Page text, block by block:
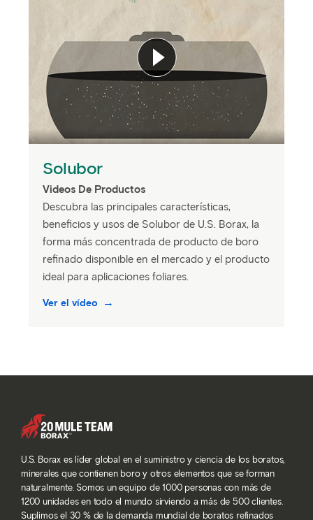
Solubor
Videos De Productos
Descubra las principales características,
beneficios y usos de Solubor de U.S. Borax, la
forma más concentrada de producto de boro
refinado disponible en el mercado y el producto
ideal para aplicaciones foliares.
Ver el vídeo
U.S. Borax es líder global en el suministro y ciencia de los boratos,
minerales que contienen boro y otros elementos que se forman
naturalmente. Somos un equipo de 1000 personas con más de
1200 unidades en todo el mundo sirviendo a más de 500 clientes.
Suplimos el 30 % de la demanda mundial de boratos refinados